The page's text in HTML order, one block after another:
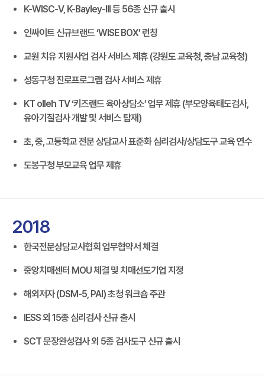
K-WISC-V, K-Bayley-III 등 56종 신규 출시
인싸이트 신규브랜드 ‘WISE BOX’ 런칭
교원 치유 지원사업 검사 서비스 제휴 (강원도 교육청, 충남 교육청)
성동구청 진로프로그램 검사 서비스 제휴
KT olleh TV ‘키즈랜드 육아상담소’ 업무 제휴 (부모양육태도검사,
유아기질검사 개발 및 서비스 탑재)
초, 중, 고등학교 전문 상담교사 표준화 심리검사/상담도구 교육 연수
도봉구청 부모교육 업무 제휴
2018
한국전문상담교사협회 업무협약서 체결
중앙치매센터 MOU 체결 및 치매선도기업 지정
해외저자 (DSM-5, PAI) 초청 워크숍 주관
IESS 외 15종 심리검사 신규 출시
SCT 문장완성검사 외 5종 검사도구 신규 출시